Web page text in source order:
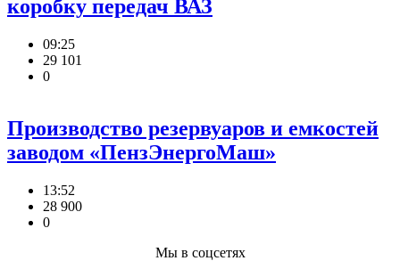
коробку передач ВАЗ
09:25
29 101
0
Производство резервуаров и емкостей
заводом «ПензЭнергоМаш»
13:52
28 900
0
Мы в соцсетях